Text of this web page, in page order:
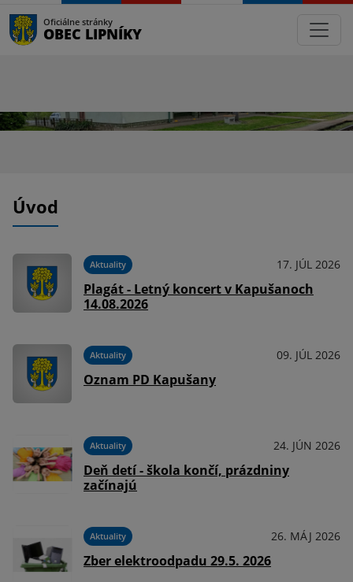
Oficiálne stránky
OBEC LIPNÍKY
Úvod
Aktuality 17. JÚL 2026
Plagát - Letný koncert v Kapušanoch
14.08.2026
Aktuality 09. JÚL 2026
Oznam PD Kapušany
Aktuality 24. JÚN 2026
Deň detí - škola končí, prázdniny
začínajú
Aktuality 26. MÁJ 2026
Zber elektroodpadu 29.5. 2026